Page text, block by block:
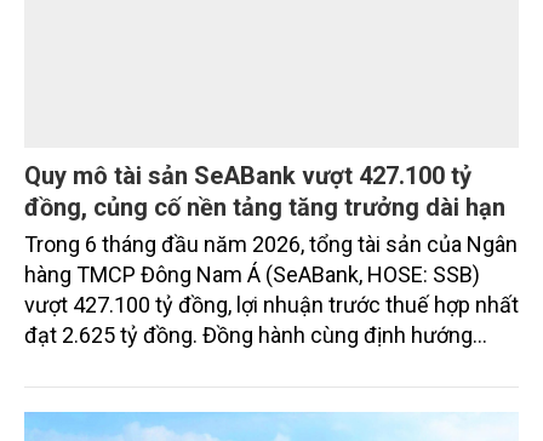
Quy mô tài sản SeABank vượt 427.100 tỷ
đồng, củng cố nền tảng tăng trưởng dài hạn
Trong 6 tháng đầu năm 2026, tổng tài sản của Ngân
hàng TMCP Đông Nam Á (SeABank, HOSE: SSB)
vượt 427.100 tỷ đồng, lợi nhuận trước thuế hợp nhất
đạt 2.625 tỷ đồng. Đồng hành cùng định hướng
SeABank tiếp tục duy trì hoạt động hiệu quả, mở
rộng tín dụng, củng cố nguồn vốn và đảm bảo các